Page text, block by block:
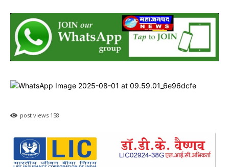
post views 158